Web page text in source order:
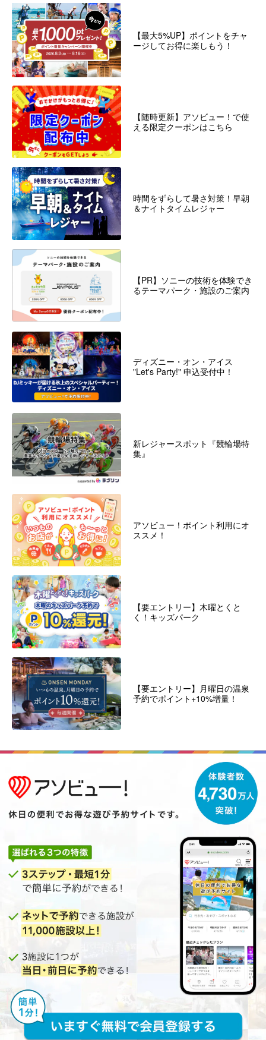
【最大5%UP】ポイントをチャ
ージしてお得に楽しもう！
【随時更新】アソビュー！で使
える限定クーポンはこちら
時間をずらして暑さ対策！早朝
＆ナイトタイムレジャー
【PR】ソニーの技術を体験でき
るテーマパーク・施設のご案内
ディズニー・オン・アイス
"Let's Party!" 申込受付中！
新レジャースポット『競輪場特
集』
アソビュー！ポイント利用にオ
ススメ！
【要エントリー】木曜とくと
く！キッズパーク
【要エントリー】月曜日の温泉
予約でポイント+10%増量！